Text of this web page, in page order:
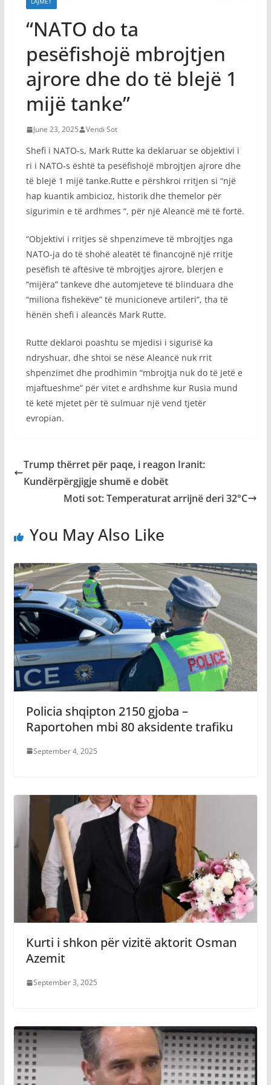
“NATO do ta
pesëfishojë mbrojtjen
ajrore dhe do të blejë 1
mijë tanke”
June 23, 2025 Vendi Sot
Shefi i NATO-s, Mark Rutte ka deklaruar se objektivi i
ri i NATO-s është ta pesëfishojë mbrojtjen ajrore dhe
të blejë 1 mijë tanke.Rutte e përshkroi rritjen si “një
hap kuantik ambicioz, historik dhe themelor për
sigurimin e të ardhmes “, për një Aleancë më të fortë.
“Objektivi i rritjes së shpenzimeve të mbrojtjes nga
NATO-ja do të shohë aleatët të financojnë një rritje
pesëfish të aftësive të mbrojtjes ajrore, blerjen e
“mijëra” tankeve dhe automjeteve të blinduara dhe
“miliona fishekëve” të municioneve artileri”, tha të
hënën shefi i aleancës Mark Rutte.
Rutte deklaroi poashtu se mjedisi i sigurisë ka
ndryshuar, dhe shtoi se nëse Aleancë nuk rrit
shpenzimet dhe prodhimin “mbrojtja nuk do të jetë e
mjaftueshme” për vitet e ardhshme kur Rusia mund
të ketë mjetet për të sulmuar një vend tjetër
evropian.
Trump thërret për paqe, i reagon Iranit:
Kundërpërgjigje shumë e dobët
Moti sot: Temperaturat arrijnë deri 32°C
You May Also Like
Policia shqipton 2150 gjoba –
Raportohen mbi 80 aksidente trafiku
September 4, 2025
Kurti i shkon për vizitë aktorit Osman
Azemit
September 3, 2025